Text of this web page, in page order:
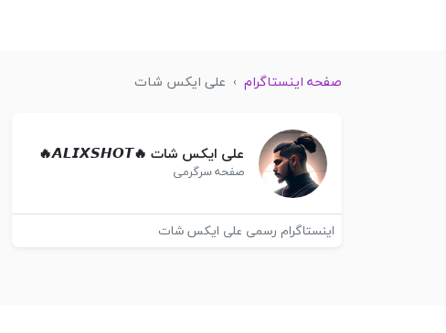
صفحه اینستاگرام › علی ایکس شات
علی ایکس شات 🔥𝘼𝙇𝙄𝙓𝙎𝙃𝙊𝙏🔥
صفحه سرگرمی
اینستاگرام رسمی علی ایکس شات